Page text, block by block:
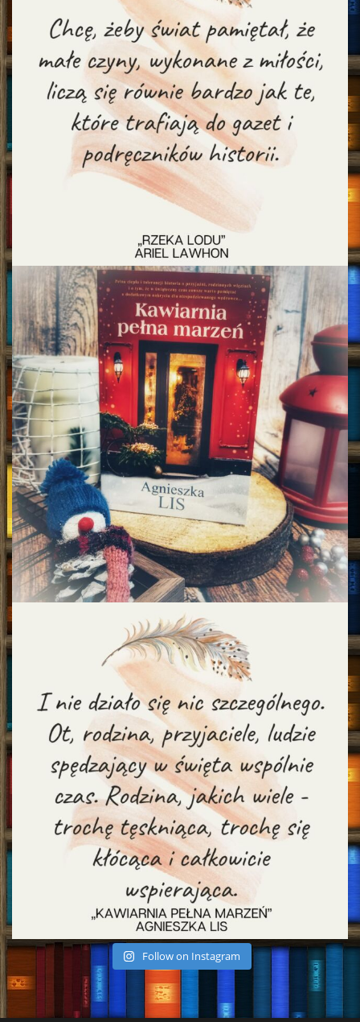
Follow on Instagram